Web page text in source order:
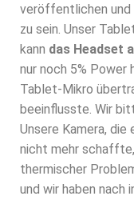
veröffentlichen und
zu sein. Unser
kann das Headset
nur noch 5% Power
Tablet-Mikro
beeinflusste. Wir
Unsere Kamera, die
nicht mehr
thermischer
und wir haben nach